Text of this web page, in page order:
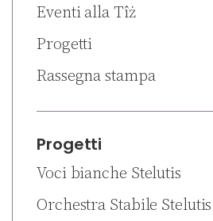
Eventi alla Tîż
Progetti
Rassegna stampa
Progetti
Voci bianche Stelutis
Orchestra Stabile Stelutis